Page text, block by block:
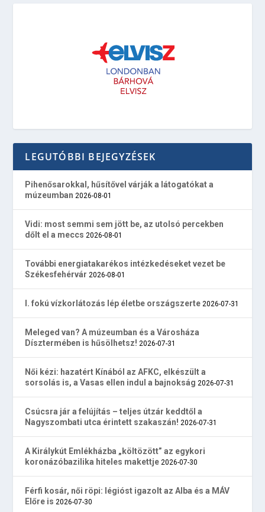
LEGUTÓBBI BEJEGYZÉSEK
Pihenősarokkal, hűsítővel várják a látogatókat a
múzeumban 2026-08-01
Vidi: most semmi sem jött be, az utolsó percekben
dőlt el a meccs 2026-08-01
További energiatakarékos intézkedéseket vezet be
Székesfehérvár 2026-08-01
I. fokú vízkorlátozás lép életbe országszerte 2026-07-31
Meleged van? A múzeumban és a Városháza
Dísztermében is hűsölhetsz! 2026-07-31
Női kézi: hazatért Kínából az AFKC, elkészült a
sorsolás is, a Vasas ellen indul a bajnokság 2026-07-31
Csúcsra jár a felújítás – teljes útzár keddtől a
Nagyszombati utca érintett szakaszán! 2026-07-31
A Királykút Emlékházba „költözött” az egykori
koronázóbazilika hiteles makettje 2026-07-30
Férfi kosár, női röpi: légióst igazolt az Alba és a MÁV
Előre is 2026-07-30